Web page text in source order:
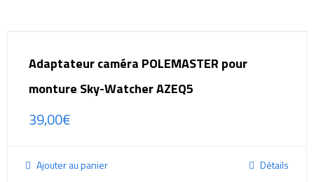
Adaptateur caméra POLEMASTER pour
monture Sky-Watcher AZEQ5
39,00€
Ajouter au panier Détails